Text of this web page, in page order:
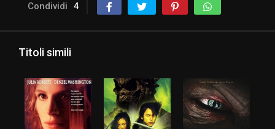
Condividi 4
Titoli simili